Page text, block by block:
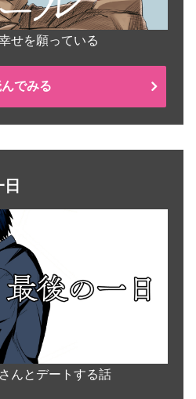
せを願っている
でみる
んとデートする話